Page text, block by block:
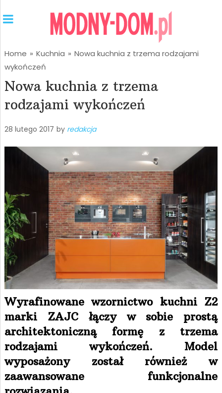
Home » Kuchnia » Nowa kuchnia z trzema rodzajami
wykończeń
Nowa kuchnia z trzema
rodzajami wykończeń
28 lutego 2017 by redakcja
Wyrafinowane wzornictwo kuchni Z2
marki ZAJC łączy w sobie prostą
architektoniczną formę z trzema
rodzajami wykończeń. Model
wyposażony został również w
zaawansowane funkcjonalne